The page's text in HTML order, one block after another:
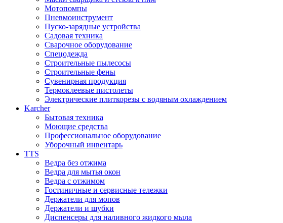
Мотопомпы
Пневмоинструмент
Пуско-зарядные устройства
Садовая техника
Сварочное оборудование
Спецодежда
Строительные пылесосы
Строительные фены
Сувенирная продукция
Термоклеевые пистолеты
Электрические плиткорезы с водяным охлаждением
Karcher
Бытовая техника
Моющие средства
Профессиональное оборудование
Уборочный инвентарь
TTS
Ведра без отжима
Ведра для мытья окон
Ведра с отжимом
Гостиничные и сервисные тележки
Держатели для мопов
Держатели и шубки
Диспенсеры для наливного жидкого мыла